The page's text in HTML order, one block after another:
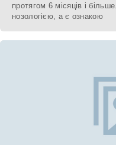
протягом 6 місяців і
нозологією, а є ознакою